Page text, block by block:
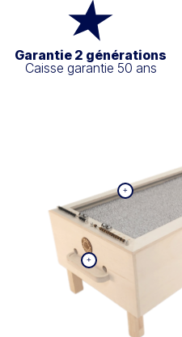
Garantie 2 générations
Caisse garantie 50 ans